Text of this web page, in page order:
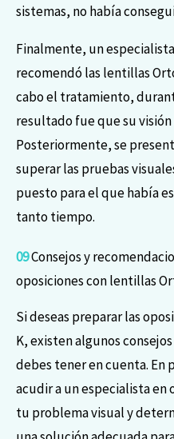
sistemas, no había
Finalmente, un
recomendó las lentillas
cabo el tratamiento,
resultado fue que su
Posteriormente, se
superar las pruebas
puesto para el que había
tanto tiempo.
09Consejos y
oposiciones con lentillas
Si deseas preparar las
K, existen algunos
debes tener en cuenta. En
acudir a un especialista
tu problema visual y